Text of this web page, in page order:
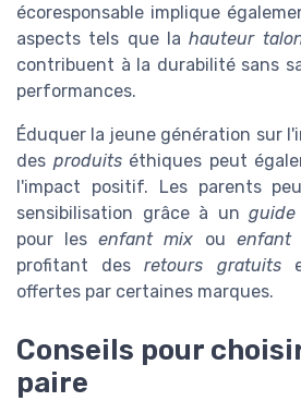
écoresponsable implique
aspects tels que lahauteur
contribuent à la durabilité sans
performances.
Éduquer la jeune génération sur
des produitséthiques peut
l'impact positif. Les parents
sensibilisation grâce à un
pour lesenfant mix ou enfant
profitant desretours gratuits
offertes par certaines marques.
Conseils pour
paire